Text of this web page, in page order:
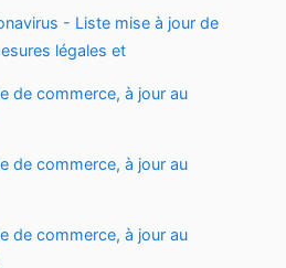
- Liste mise à jour de
légales et
relatives à l'épidémie de
covid-19 / sars-cov-2
de commerce, à jour au
de commerce, à jour au
de commerce, à jour au